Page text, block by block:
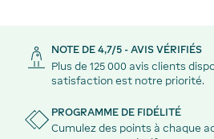
NOTE DE 4,7/5 - AVIS VÉRIFIÉS
Plus de 125 000 avis clients
satisfaction est notre priorité.
PROGRAMME DE FIDÉLITÉ
Cumulez des points à chaque